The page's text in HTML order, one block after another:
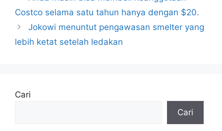
Costco selama satu tahun hanya dengan $20.
Jokowi menuntut pengawasan smelter yang
lebih ketat setelah ledakan
Cari
Cari